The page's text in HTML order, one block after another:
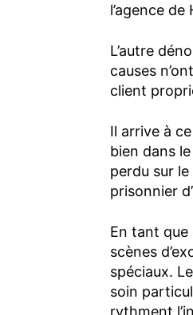
l’agence
L’autre
causes
client
Il arrive à
bien dans
perdu sur
prisonnier
En tant
scènes
spéciaux.
soin
rythment